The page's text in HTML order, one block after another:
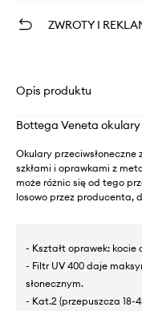
ZWROTY I
Opis produktu
Bottega Veneta
Okulary przeciwsłoneczne
szkłami i oprawkami z
może różnic się od tego
losowo przez producenta,
- Kształt oprawek: kocie
- Filtr UV 400 daje
słonecznym.
- Kat.2 (przepuszcza 18-